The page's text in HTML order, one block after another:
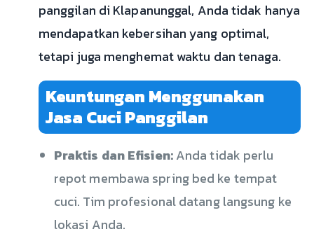
panggilan di Klapanunggal, Anda tidak hanya
mendapatkan kebersihan yang optimal,
tetapi juga menghemat waktu dan tenaga.
Keuntungan Menggunakan
Jasa Cuci Panggilan
Praktis dan Efisien:Anda tidak perlu
repot membawa spring bed ke tempat
cuci. Tim profesional datang langsung ke
lokasi Anda.